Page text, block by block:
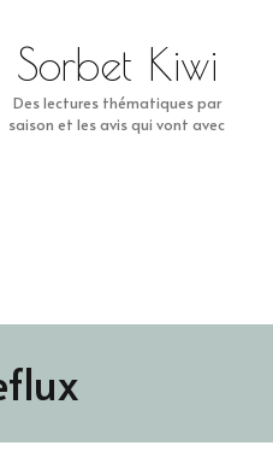
Sorbet Kiwi
Des lectures thématiques par
saison et les avis qui vont avec